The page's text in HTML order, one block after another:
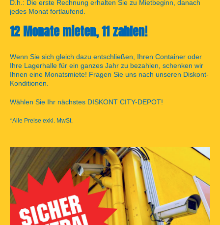
D.h.: Die erste Rechnung erhalten Sie zu Mietbeginn, danach
jedes Monat fortlaufend.
12 Monate mieten, 11 zahlen!
Wenn Sie sich gleich dazu entschließen, Ihren Container oder
Ihre Lagerhalle für ein ganzes Jahr zu bezahlen, schenken wir
Ihnen eine Monatsmiete! Fragen Sie uns nach unseren Diskont-
Konditionen.
Wählen Sie Ihr nächstes DISKONT CITY-DEPOT!
*Alle Preise exkl. MwSt.